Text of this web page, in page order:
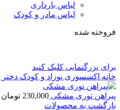
لباس بارداری
لباس مادر و کودک
فروخته شده
برای بزرگنمایی کلیک کنید
خانه اکسسوری نوزاد و کودک دختر
پیراهن توری مشکی 230,000 تومان
بازگشت به محصولات